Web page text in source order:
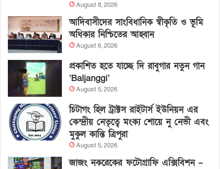
August 8, 2026
আদিবাসীদের সাংবিধানিক স্বীকৃতি ও ভূমি
অধিকার নিশ্চিতের আহ্বান
August 6, 2026
প্রকাশিত হতে যাচ্ছে দি রাবুগার নতুন গান
‘Baljanggi’
August 5, 2026
চিটাগং হিল ট্রাক্টস রাইটার্স ইউনিয়ন এর
কেন্দ্রীয় নেতৃত্বে মংক্য শোয়ে নু নেভী এবং
মুকুল কান্তি ত্রিপুরা
August 5, 2026
জাজং নকরেকের ফটোগ্রাফি এক্সিবিশন –